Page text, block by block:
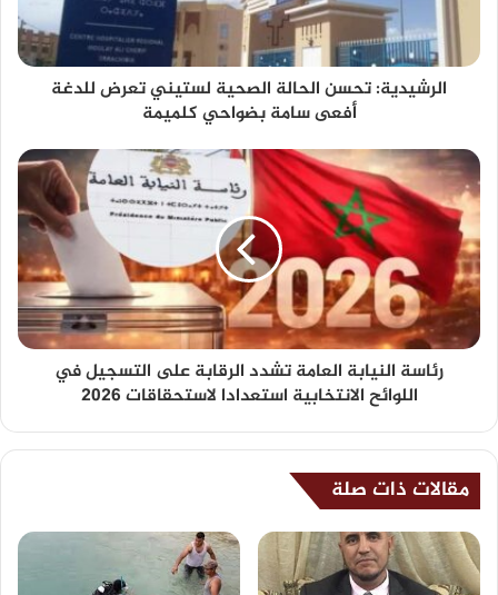
الرشيدية: تحسن الحالة الصحية لستيني تعرض للدغة
أفعى سامة بضواحي كلميمة
رئاسة النيابة العامة تشدد الرقابة على التسجيل في
اللوائح الانتخابية استعدادا لاستحقاقات 2026
مقالات ذات صلة